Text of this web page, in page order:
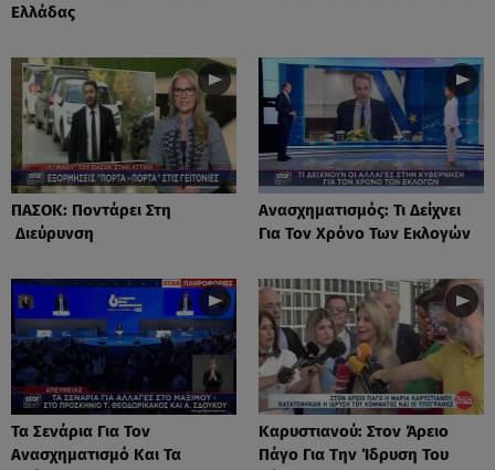
Ελλάδας
ΠΑΣΟΚ: Ποντάρει Στη
Διεύρυνση
Ανασχηματισμός: Τι Δείχνει
Για Τον Χρόνο Των Εκλογών
Τα Σενάρια Για Τον
Ανασχηματισμό Και Τα
Καρυστιανού: Στον Άρειο
Πάγο Για Την Ίδρυση Του